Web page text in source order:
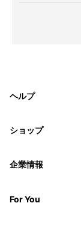
ヘルプ
ショップ
企業情報
For You